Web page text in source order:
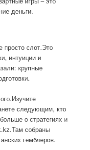
деньги.
просто слот.Это
интуиции и
крупные
следующим, кто
о стратегиях и
собраны
гемблеров.